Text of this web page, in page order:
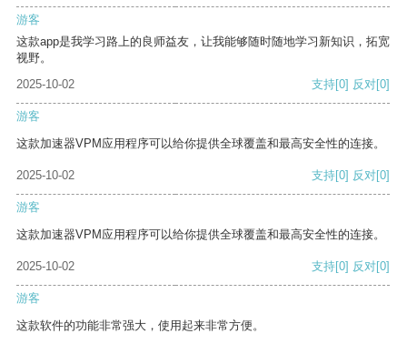
游客
这款app是我学习路上的良师益友，让我能够随时随地学习新知识，拓宽
视野。
2025-10-02
支持[0] 反对[0]
游客
这款加速器VPM应用程序可以给你提供全球覆盖和最高安全性的连接。
2025-10-02 支持[0] 反对[0]
游客
这款加速器VPM应用程序可以给你提供全球覆盖和最高安全性的连接。
2025-10-02 支持[0] 反对[0]
游客
这款软件的功能非常强大，使用起来非常方便。